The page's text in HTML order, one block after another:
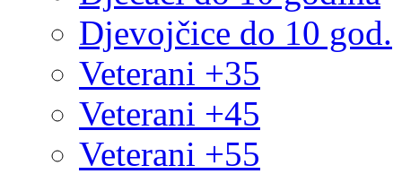
Djevojčice do 10 god.
Veterani +35
Veterani +45
Veterani +55